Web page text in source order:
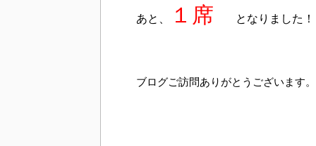
あと、
１席 となりました！
ブログご訪問ありがとうございます。